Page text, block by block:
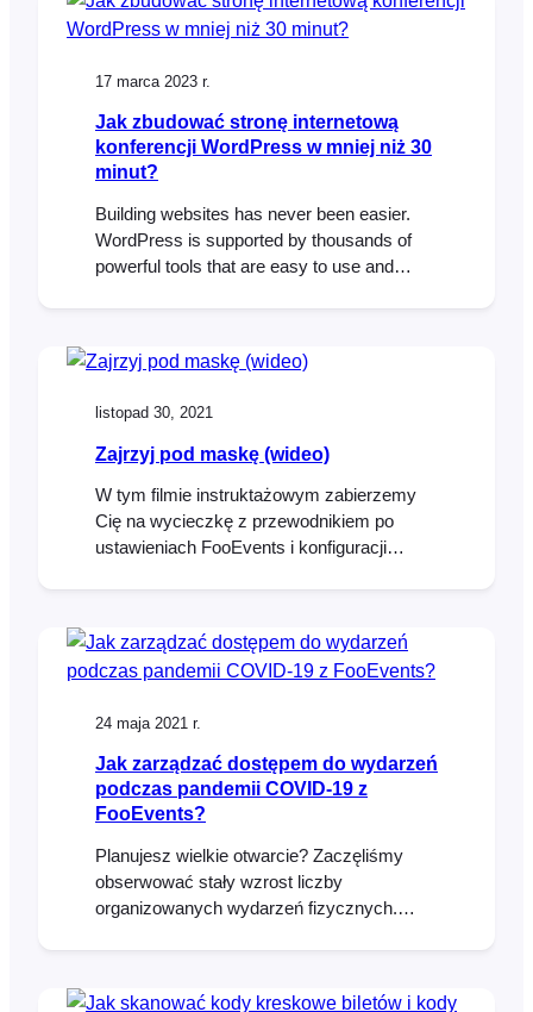
event. In this post, we’ll guide you through…
17 marca 2023 r.
Jak zbudować stronę internetową
konferencji WordPress w mniej niż 30
minut?
Building websites has never been easier.
WordPress is supported by thousands of
powerful tools that are easy to use and
sophisticated WordPress conference
30-Minute Challenge Given the…
listopad 30, 2021
Zajrzyj pod maskę (wideo)
W tym filmie instruktażowym zabierzemy
Cię na wycieczkę z przewodnikiem po
ustawieniach FooEvents i konfiguracji
możliwością rezerwacji, a także wydarzeń z
wyborem miejsc. Przyjrzymy się również
raportowania FooEvents.
24 maja 2021 r.
Jak zarządzać dostępem do wydarzeń
podczas pandemii COVID-19 z
FooEvents?
Planujesz wielkie otwarcie? Zaczęliśmy
obserwować stały wzrost liczby
organizowanych wydarzeń fizycznych.